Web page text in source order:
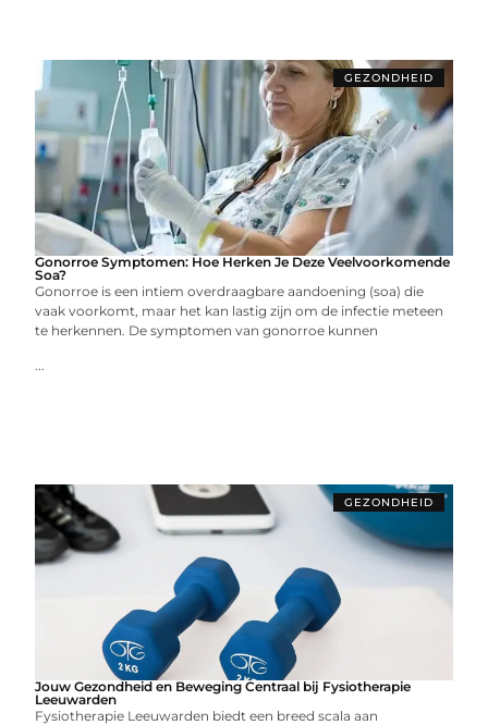
GEZONDHEID
Gonorroe Symptomen: Hoe Herken Je Deze Veelvoorkomende
Soa?
Gonorroe is een intiem overdraagbare aandoening (soa) die
vaak voorkomt, maar het kan lastig zijn om de infectie meteen
te herkennen. De symptomen van gonorroe kunnen
...
GEZONDHEID
Jouw Gezondheid en Beweging Centraal bij Fysiotherapie
Leeuwarden
Fysiotherapie Leeuwarden biedt een breed scala aan